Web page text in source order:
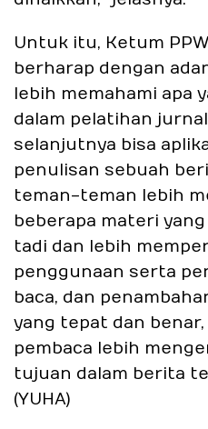
Untuk itu, Ketum
berharap dengan
lebih memahami apa
dalam pelatihan
selanjutnya bisa
penulisan sebuah
teman-teman lebih
beberapa materi
tadi dan lebih
penggunaan serta
baca, dan
yang tepat dan
pembaca lebih
tujuan dalam berita
(YUHA)